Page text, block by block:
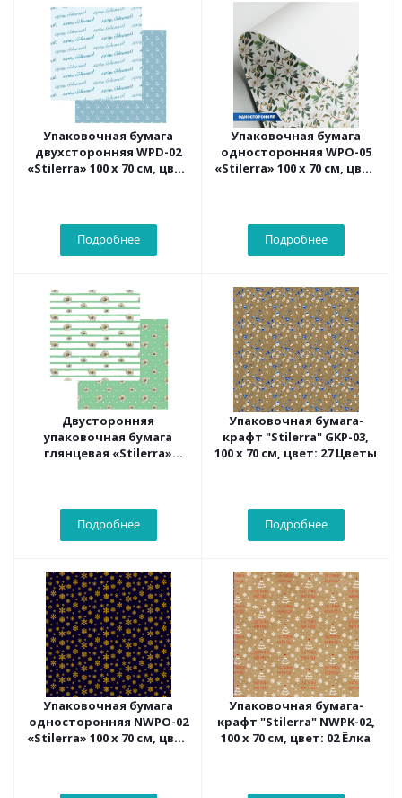
Упаковочная бумага
двухсторонняя WPD-02
«Stilerra» 100 x 70 см, цвет
Подробнее
Упаковочная бумага
односторонняя WPO-05
«Stilerra» 100 x 70 см, цвет
Подробнее
Двусторонняя
упаковочная бумага
глянцевая «Stilerra»
Подробнее
Упаковочная бумага-
крафт "Stilerra" GKP-03,
100 х 70 см, цвет: 27 Цветы
Подробнее
Упаковочная бумага
односторонняя NWPO-02
«Stilerra» 100 x 70 см, цвет
Упаковочная бумага-
крафт "Stilerra" NWPK-02,
100 х 70 см, цвет: 02 Ёлка